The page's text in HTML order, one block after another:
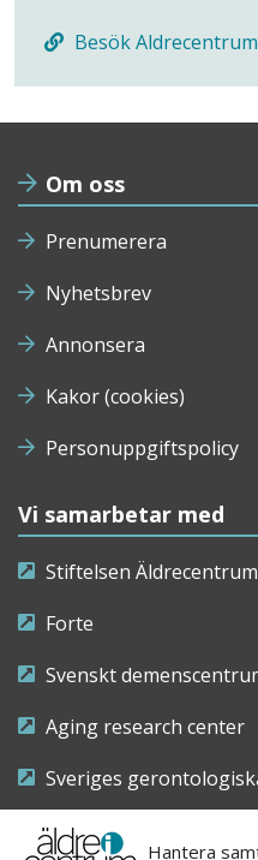
Hantera
Besök
Om oss
Prenumerera
Nyhetsbrev
Annonsera
Kakor (cookies)
Personuppgiftspolicy
Vi samarbetar med
Stiftelsen Äldrecentrum
Forte
Svenskt
Aging research center
Sveriges
Riksföreningen för